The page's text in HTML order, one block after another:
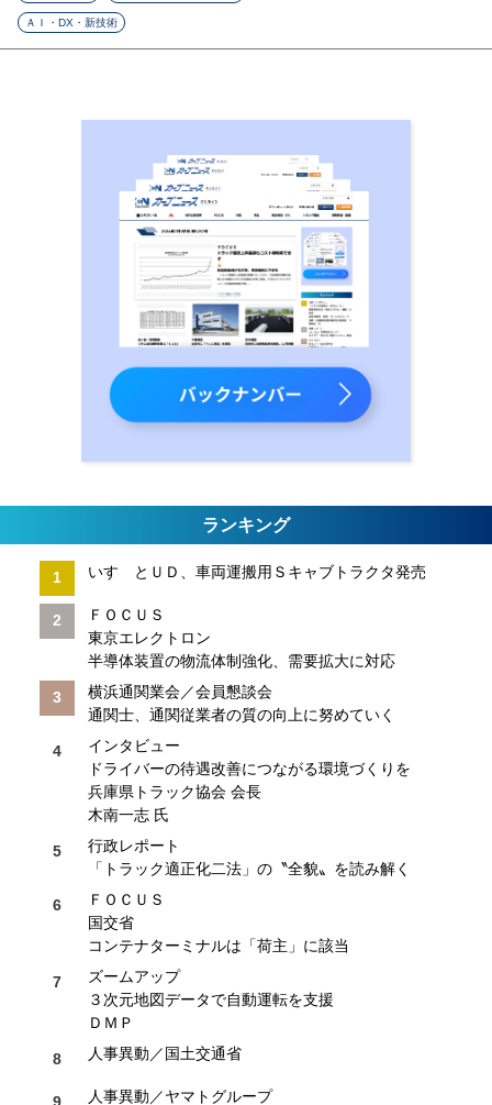
ＡＩ・DX・新技術
ランキング
いすゞとＵＤ、車両運搬用Ｓキャブトラクタ発売
ＦＯＣＵＳ
東京エレクトロン
半導体装置の物流体制強化、需要拡大に対応
横浜通関業会／会員懇談会
通関士、通関従業者の質の向上に努めていく
インタビュー
ドライバーの待遇改善につながる環境づくりを
兵庫県トラック協会 会長
木南一志 氏
行政レポート
「トラック適正化二法」の〝全貌〟を読み解く
ＦＯＣＵＳ
国交省
コンテナターミナルは「荷主」に該当
ズームアップ
３次元地図データで自動運転を支援
ＤＭＰ
人事異動／国土交通省
人事異動／ヤマトグループ